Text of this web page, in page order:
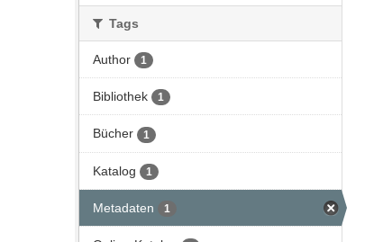
Tags
Author 1
Bibliothek 1
Bücher 1
Katalog 1
Metadaten 1